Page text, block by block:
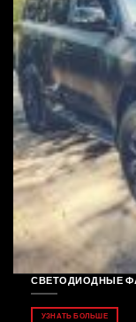
СВЕТОДИОДНЫЕ
УЗНАТЬ БОЛЬШЕ